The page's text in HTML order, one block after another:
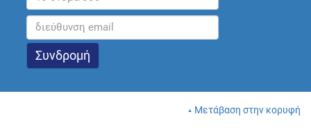
Μετάβαση στην κορυφή